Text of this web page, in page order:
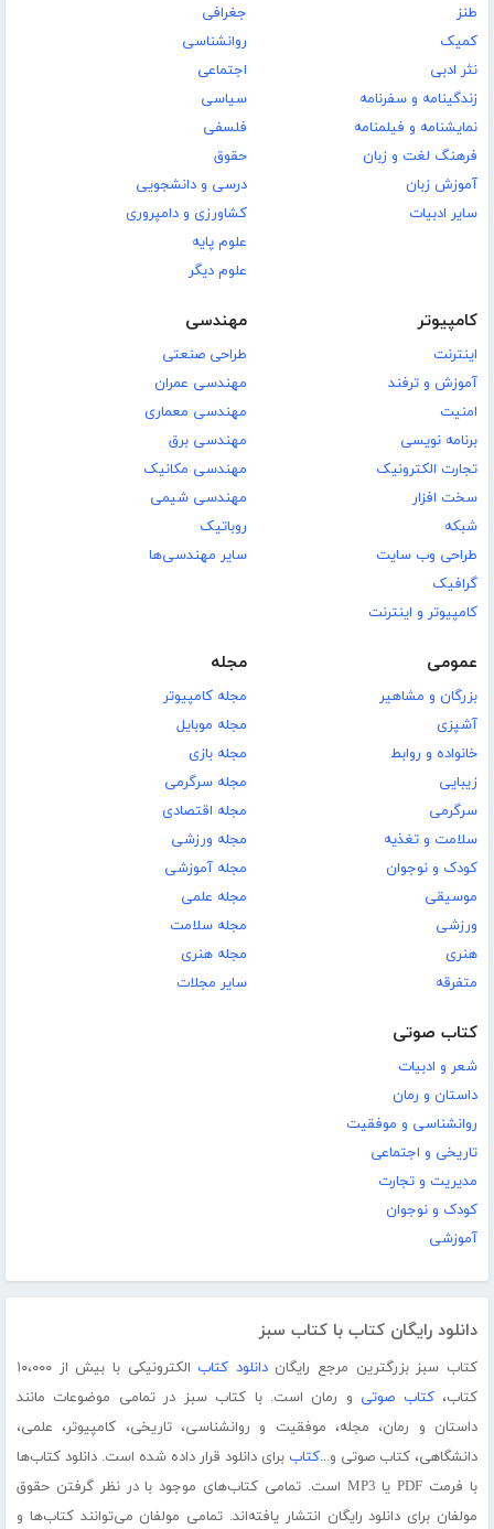
طنز
کمیک
نثر ادبی
زندگینامه و سفرنامه
نمایشنامه و فیلمنامه
فرهنگ لغت و زبان
آموزش زبان
سایر ادبیات
جغرافی
روانشناسی
اجتماعی
سیاسی
فلسفی
حقوق
درسی و دانشجویی
کشاورزی و دامپروری
علوم پایه
علوم دیگر
کامپیوتر
اینترنت
آموزش و ترفند
امنیت
برنامه نویسی
تجارت الکترونیک
سخت افزار
شبکه
طراحی وب سایت
گرافیک
کامپیوتر و اینترنت
مهندسی
طراحی صنعتی
مهندسی عمران
مهندسی معماری
مهندسی برق
مهندسی مکانیک
مهندسی شیمی
روباتیک
سایر مهندسی‌ها
عمومی
بزرگان و مشاهیر
آشپزی
خانواده و روابط
زیبایی
سرگرمی
سلامت و تغذیه
کودک و نوجوان
موسیقی
ورزشی
هنری
متفرقه
مجله
مجله کامپیوتر
مجله موبایل
مجله بازی
مجله سرگرمی
مجله اقتصادی
مجله ورزشی
مجله آموزشی
مجله علمی
مجله سلامت
مجله هنری
سایر مجلات
کتاب صوتی
شعر و ادبیات
داستان و رمان
روانشناسی و موفقیت
تاریخی و اجتماعی
مدیریت و تجارت
کودک و نوجوان
آموزشی
دانلود رایگان کتاب با کتاب سبز
کتاب سبز بزرگترین مرجع رایگاندانلود کتاب
الکترونیکی با بیش از ۱۰،۰۰۰
کتاب،کتاب صوتی و رمان است. با کتاب سبز در تمامی موضوعات مانند
داستان و رمان، مجله، موفقیت و روانشناسی، تاریخی، کامپیوتر، علمی،
دانشگاهی، کتاب صوتی و...کتاب برای دانلود قرار داده شده است. دانلود کتاب‌ها
با فرمت PDF یا MP3 است. تمامی کتاب‌های موجود با در نظر گرفتن حقوق
مولفان برای دانلود رایگان انتشار یافته‌اند. تمامی مولفان می‌توانند کتاب‌ها و